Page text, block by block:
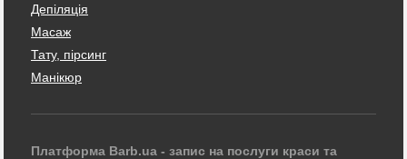
Депіляція
Масаж
Тату, пірсинг
Манікюр
Платформа Barb.ua - запис на послуги краси та